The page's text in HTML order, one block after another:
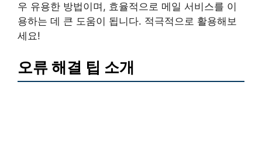
우 유용한 방법이며, 효율적으로 메일 서비스를 이
용하는 데 큰 도움이 됩니다. 적극적으로 활용해보
세요!
오류 해결 팁 소개